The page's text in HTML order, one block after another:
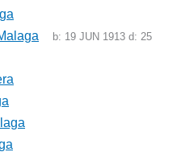
b: 19 JUN 1913 d:25